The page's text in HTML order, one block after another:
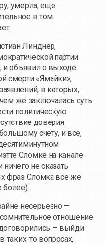
умерла, еще
в том,
Линднер,
партии
и объявил о выходе
смерти «Ямайки»,
в которых,
же заключалась суть
политическую
доверия
счету, и все,
Сломке на канале
не сказать
фраз Сломка все же
более).
несерьезно —
отношение
— выйди
втаких-товопросах,